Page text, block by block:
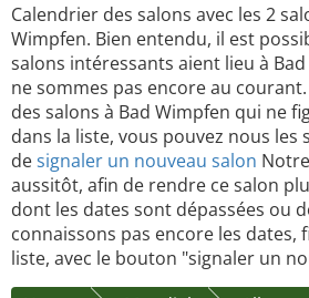
Calendrier des salons avec les 2
Wimpfen. Bien entendu, il est
salons intéressants aient lieu à
ne sommes pas encore au
des salons à Bad Wimpfen qui ne
dans la liste, vous pouvez nous les
designaler un nouveau salon
aussitôt, afin de rendre ce salon
dont les dates sont dépassées ou
connaissons pas encore les dates,
liste, avec le bouton "signaler un